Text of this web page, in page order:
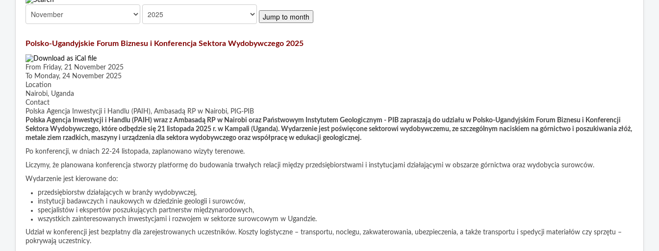
Jump to month
Polsko-Ugandyjskie Forum Biznesu i Konferencja Sektora Wydobywczego 2025
From Friday, 21 November 2025
To Monday, 24 November 2025
Location
Nairobi, Uganda
Contact
Polska Agencja Inwestycji i Handlu (PAIH), Ambasadą RP w Nairobi, PIG-PIB
Polska Agencja Inwestycji i Handlu (PAIH) wraz z Ambasadą RP w Nairobi oraz Państwowym Instytutem Geologicznym - PIB zapraszają do udziału w Polsko-Ugandyjskim Forum Biznesu i Konferencji
Sektora Wydobywczego, które odbędzie się 21 listopada 2025 r. w Kampali (Uganda). Wydarzenie jest poświęcone sektorowi wydobywczemu, ze szczególnym naciskiem na górnictwo i poszukiwania złóż,
metale ziem rzadkich, maszyny i urządzenia dla sektora wydobywczego oraz współpracę w edukacji geologicznej.
Po konferencji, w dniach 22-24 listopada, zaplanowano wizyty terenowe.
Liczymy, że planowana konferencja stworzy platformę do budowania trwałych relacji między przedsiębiorstwami i instytucjami działającymi w obszarze górnictwa oraz wydobycia surowców.
Wydarzenie jest kierowane do:
przedsiębiorstw działających w branży wydobywczej,
instytucji badawczych i naukowych w dziedzinie geologii i surowców,
specjalistów i ekspertów poszukujących partnerstw międzynarodowych,
wszystkich zainteresowanych inwestycjami i rozwojem w sektorze surowcowym w Ugandzie.
Udział w konferencji jest bezpłatny dla zarejestrowanych uczestników. Koszty logistyczne – transportu, noclegu, zakwaterowania, ubezpieczenia, a także transportu i spedycji materiałów czy sprzętu –
pokrywają uczestnicy.